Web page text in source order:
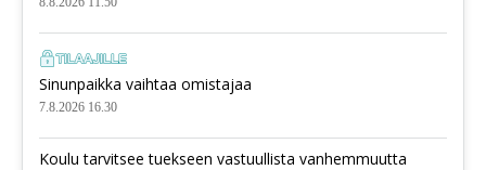
Sinunpaikka vaihtaa omistajaa
7.8.2026 16.30
Koulu tarvitsee tuekseen vastuullista vanhemmuutta